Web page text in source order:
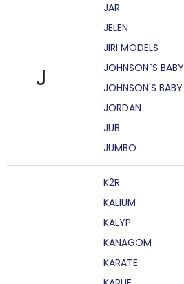
J
JAR
JELEN
JIRI MODELS
JOHNSON`S BABY
JOHNSON'S BABY
JORDAN
JUB
JUMBO
K2R
KALIUM
KALYP
KANAGOM
KARATE